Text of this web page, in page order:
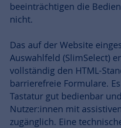
beeinträchtigen die
nicht.
Das auf der Website
Auswahlfeld (SlimSelect)
vollständig den HTML-
barrierefreie Formulare.
Tastatur gut bedienbar
Nutzer:innen mit
zugänglich. Eine